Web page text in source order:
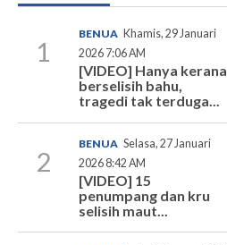
1
BENUA Khamis, 29 Januari
2026 7:06 AM
[VIDEO] Hanya kerana
berselisih bahu,
tragedi tak terduga...
2
BENUA Selasa, 27 Januari
2026 8:42 AM
[VIDEO] 15
penumpang dan kru
selisih maut...